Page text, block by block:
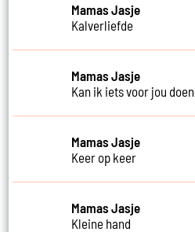
Mamas Jasje
Kalverliefde
Mamas Jasje
Kan ik iets voor jou doen
Mamas Jasje
Keer op keer
Mamas Jasje
Kleine hand